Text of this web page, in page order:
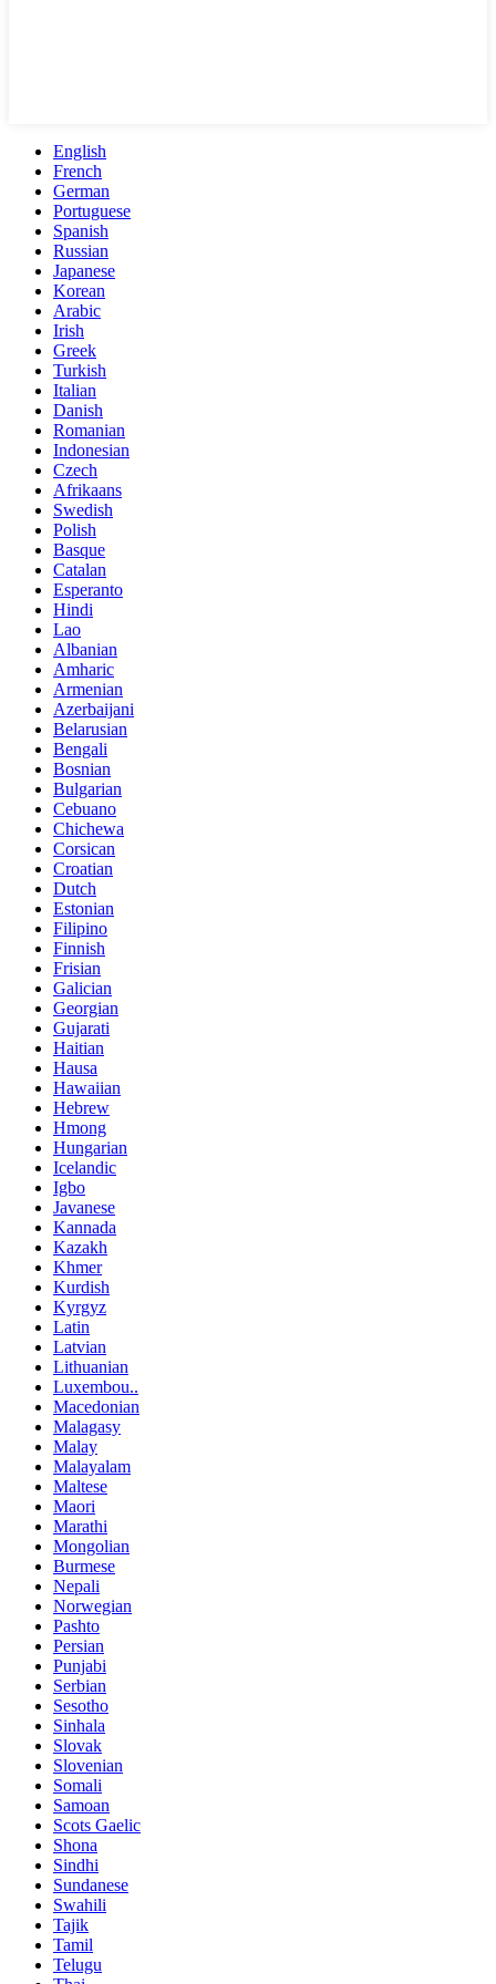
English
French
German
Portuguese
Spanish
Russian
Japanese
Korean
Arabic
Irish
Greek
Turkish
Italian
Danish
Romanian
Indonesian
Czech
Afrikaans
Swedish
Polish
Basque
Catalan
Esperanto
Hindi
Lao
Albanian
Amharic
Armenian
Azerbaijani
Belarusian
Bengali
Bosnian
Bulgarian
Cebuano
Chichewa
Corsican
Croatian
Dutch
Estonian
Filipino
Finnish
Frisian
Galician
Georgian
Gujarati
Haitian
Hausa
Hawaiian
Hebrew
Hmong
Hungarian
Icelandic
Igbo
Javanese
Kannada
Kazakh
Khmer
Kurdish
Kyrgyz
Latin
Latvian
Lithuanian
Luxembou..
Macedonian
Malagasy
Malay
Malayalam
Maltese
Maori
Marathi
Mongolian
Burmese
Nepali
Norwegian
Pashto
Persian
Punjabi
Serbian
Sesotho
Sinhala
Slovak
Slovenian
Somali
Samoan
Scots Gaelic
Shona
Sindhi
Sundanese
Swahili
Tajik
Tamil
Telugu